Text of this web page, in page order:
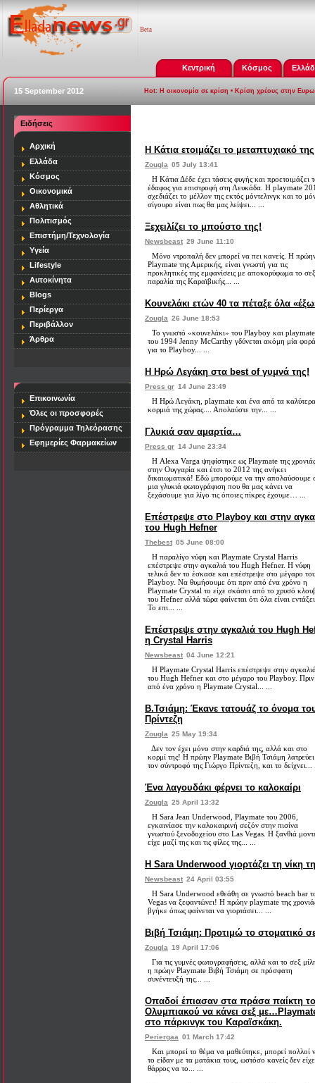
Beta
Κεντρική Κόσμος
15 September 2012 Hot: Η οικονομία σε κρίση • Κρίση χρέους στην
Ειδήσεις
Αρχική
Ελλάδα
Κόσμος
Οικονομικά
Αθλητικά
Πολιτισμός
Επιστήμη/Τεχνολογία
Υγεία
Lifestyle
Αυτοκίνητα
Blogs
Περίεργα
Περιβάλλον
Άρθρα
Επικοινωνία
Όλες οι προσφορές
Πρόγραμμα Τηλεόρασης
Εφημερίες Φαρμακείων
Η Κάτια ετοιμάζει το μεταπτυχιακό της
Zougla 05 July 13:41
Η Κάτια Δέδε έχει τάσεις φυγής και προετοιμάζει
έδαφος για επιστροφή στη Λευκάδα. Η playmate
σχεδιάζει το μέλλον της εκτός μόντελινγκ και το
σίγουρο είναι πως θα μας λείψει... ...
Ξεχειλίζει το μπούστο της!
Newsbeast 29 June 11:10
Μόνο ντροπαλή δεν μπορεί να πει κανείς. Η
Playmate της Αμερικής, είναι γνωστή για τις
προκλητικές της εμφανίσεις με αποκορύφωμα το
παραλία της Καραϊβικής... ...
Κουνελάκι ετών 40 τα πέταξε όλα
Zougla 26 June 18:53
Το γνωστό «κουνελάκι» του Playboy και playmate
του 1994 Jenny McCarthy γδύνεται ακόμη μία φορά
για το Playboy... ...
Η Ηρώ Λεγάκη στα best of γυμνά της!
Press gr 14 June 23:49
Η Ηρώ Λεγάκη, playmate και ένα από τα καλύτερα
κορμιά της χώρας.... Απολαύστε την... ...
Γλυκιά σαν αμαρτία…
Press gr 14 June 23:34
Η Alexa Varga ψηφίστηκε ως Playmate της χρονιάς
στην Ουγγαρία και έτσι το 2012 της ανήκει
δικαιωματικά! Εδώ μπορούμε να την απολαύσουμε
μια γλυκιά φωτογράφιση που θα μας κάνει να
ξεχάσουμε για λίγο τις όποιες πίκρες έχουμε… ...
Επέστρεψε στο Playboy και στην
του Hugh Hefner
Thebest 05 June 08:00
Η παραλίγο νύφη και Playmate Crystal Harris
επέστρεψε στην αγκαλιά του Hugh Hefner. Η νύφη
τελικά δεν το έσκασε και επέστρεψε στο μέγαρο του
Playboy. Να θυμήσουμε ότι πριν από ένα χρόνο η
Playmate Crystal το είχε σκάσει από το χρυσό
του Hefner αλλά τώρα φαίνεται ότι όλα είναι
Το επι... ...
Επέστρεψε στην αγκαλιά του Hugh
η Crystal Harris
Newsbeast 04 June 12:21
​Η Playmate Crystal Harris επέστρεψε στην
του Hugh Hefner και στο μέγαρο του Playboy. Πριν
από ένα χρόνο η Playmate Crystal... ...
Β.Τσιάμη: Έκανε τατουάζ το όνομα
Πρίντεζη
Zougla 25 May 19:34
Δεν τον έχει μόνο στην καρδιά της, αλλά και στο
κορμί της! Η πρώην Playmate Βιβή Τσιάμη λατρεύει
τον σύντροφό της Γιώργο Πρίντεζη, και το δείχνει...
Ένα λαγουδάκι φέρνει το καλοκαίρι
Zougla 25 April 13:32
Η Sara Jean Underwood, Playmate του 2006,
εγκαινίασε την καλοκαιρινή σεζόν στην πισίνα
γνωστού ξενοδοχείου στο Las Vegas. Η ξανθιά
είχε μαζί της και τις φίλες της... ...
Η Sara Underwood γιορτάζει τη νίκη
Newsbeast 24 April 03:55
Η Sara Underwood εθεάθη σε γνωστό beach bar
Vegas να ξεφαντώνει! Η πρώην playmate της
βγήκε όπως φαίνεται να γιορτάσει... ...
Βιβή Τσιάμη: Προτιμώ το στοματικό
Zougla 19 April 17:06
Για τις γυμνές φωτογραφήσεις, αλλά και το σεξ
η πρώην Playmate Βιβή Τσιάμη σε πρόσφατη
συνέντευξή της... ...
Οπαδοί έπιασαν στα πράσα παίκτη
Ολυμπιακού να κάνει σεξ
στο πάρκινγκ του Καραϊσκάκη.
Periergaa 01 March 17:42
Και μπορεί το θέμα να μαθεύτηκε, μπορεί πολλοί
το είδαν με τα ματάκια τους, ωστόσο κανείς δεν
θάρρος να το... ...